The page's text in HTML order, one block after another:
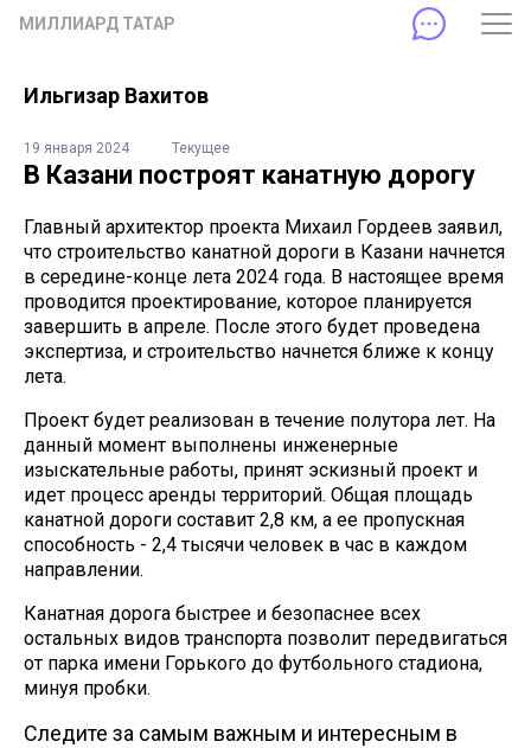
МИЛЛИАРД ТАТАР
Ильгизар Вахитов
19 января 2024 Текущее
В Казани построят канатную дорогу
Главный архитектор проекта Михаил Гордеев заявил,
что строительство канатной дороги в Казани начнется
в середине-конце лета 2024 года. В настоящее время
проводится проектирование, которое планируется
завершить в апреле. После этого будет проведена
экспертиза, и строительство начнется ближе к концу
лета.
Проект будет реализован в течение полутора лет. На
данный момент выполнены инженерные
изыскательные работы, принят эскизный проект и
идет процесс аренды территорий. Общая площадь
канатной дороги составит 2,8 км, а ее пропускная
способность - 2,4 тысячи человек в час в каждом
направлении.
Канатная дорога быстрее и безопаснее всех
остальных видов транспорта позволит передвигаться
от парка имени Горького до футбольного стадиона,
минуя пробки.
Следите за самым важным и интересным в